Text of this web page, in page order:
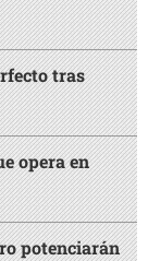
tras
opera en
potenciarán